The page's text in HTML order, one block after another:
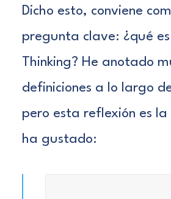
Dicho esto, conviene
pregunta clave: ¿qué es
Thinking? He anotado
definiciones a lo largo
pero esta reflexión es la
ha gustado: